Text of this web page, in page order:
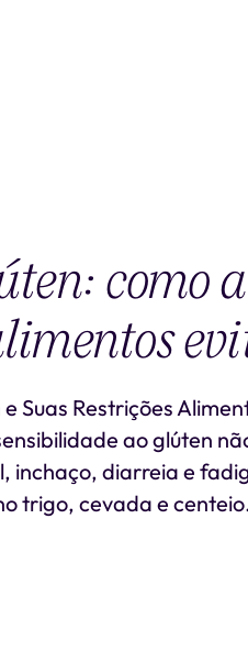
como
Suas Restrições
ao glúten
inchaço, diarreia e
trigo, cevada e